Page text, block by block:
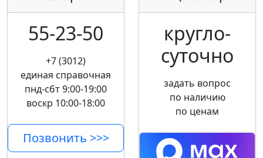
55-23-50
+7 (3012)
единая справочная
пнд-сбт 9:00-19:00
воскр 10:00-18:00
Позвонить >>>
кругло­
суточно
задать вопрос
по наличию
по ценам